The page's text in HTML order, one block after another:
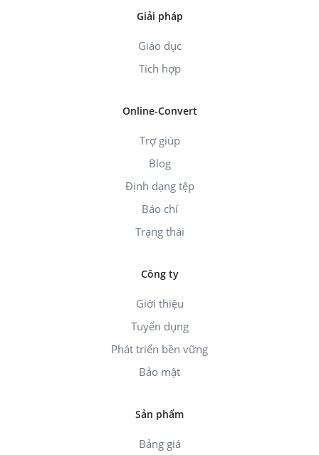
Giải pháp
Giáo dục
Tích hợp
Online-Convert
Trợ giúp
Blog
Định dạng tệp
Báo chí
Trạng thái
Công ty
Giới thiệu
Tuyển dụng
Phát triển bền vững
Bảo mật
Sản phẩm
Bảng giá